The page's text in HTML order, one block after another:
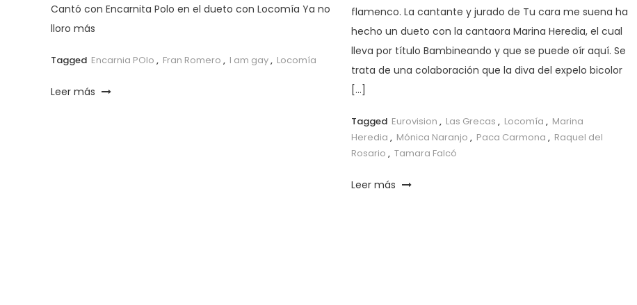
Cantó con Encarnita Polo en el dueto con Locomía Ya no
lloro más
Tagged Encarnia POlo , Fran Romero , I am gay, Locomía
Leer más
flamenco. La cantante y jurado de Tu cara me suena ha
hecho un dueto con la cantaora Marina Heredia, el cual
lleva por título Bambineando y que se puede oír aquí. Se
trata de una colaboración que la diva del expelo bicolor
[…]
Tagged Eurovision , Las Grecas , Locomía , Marina
Heredia , Mónica Naranjo , Paca Carmona , Raquel del
Rosario , Tamara Falcó
Leer más